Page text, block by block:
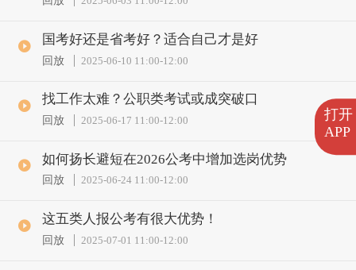
打开
APP
国考好还是省考好？适合自己才是好
回放 2025-06-10 11:00-12:00
找工作太难？公职类考试或成突破口
回放 2025-06-17 11:00-12:00
如何扬长避短在2026公考中增加选岗优势
回放 2025-06-24 11:00-12:00
这五类人报公考有很大优势！
回放 2025-07-01 11:00-12:00